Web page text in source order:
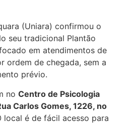
(Uniara) confirmou o
seu tradicional Plantão
em atendimentos de
ordem de chegada, sem a
prévio.
no Centro de Psicologia
Carlos Gomes, 1226, no
local é de fácil acesso para